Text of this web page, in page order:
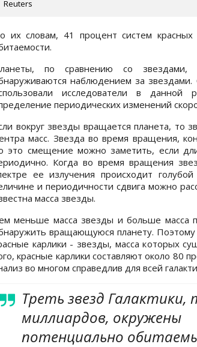
Reuters
их словам, 41 процент систем красных
по сравнению со
наблюдением за
исследователи в данной
периодических изменений
вокруг звезды вращается планета, то
масс. Звезда во время вращения,
это смещение можно заметить, если
Когда во время вращения
ее излучения происходит
и периодичности сдвига можно
масса звезды.
меньше масса звезды и больше масса
вращающуюся планету. Поэтому
карлики - звезды, масса которых
красные карлики составляют около 80
во многом справедлив для всей
Треть звезд
миллиардов, окружены
потенциально